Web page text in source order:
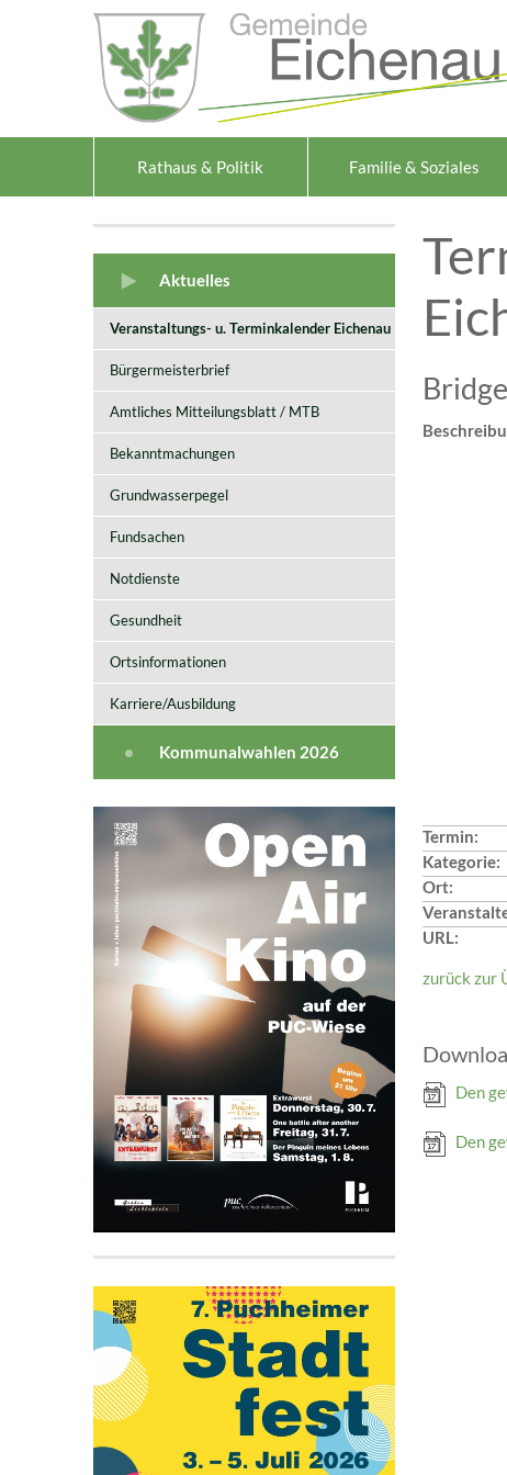
zur Navigationoder zur Startseite springen.
Rathaus & Politik Familie & Soziales
Aktuelles
Veranstaltungs- u. Terminkalender Eichenau
Bürgermeisterbrief
Amtliches Mitteilungsblatt / MTB
Bekanntmachungen
Grundwasserpegel
Fundsachen
Notdienste
Gesundheit
Ortsinformationen
Karriere/Ausbildung
Kommunalwahlen 2026
Termin:
Kategorie:
Ort:
URL:
zurück zur
Den
Den